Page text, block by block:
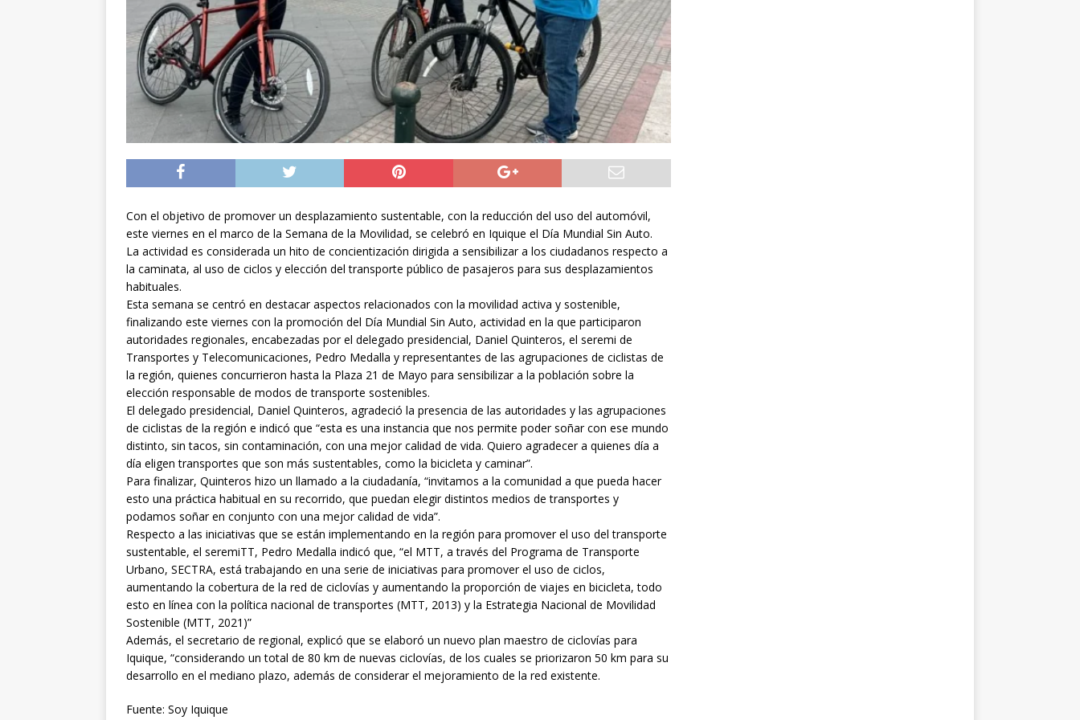
noviembre
INTERNACIONAL
[ 06/08/2026 ]
Alerta preventiva por influenza aviar tras nuevo hallazgo de ave
silvestre positiva en Iquique
IQUIQUE
[ 07/08/2026 ]
A 81 años del ataque en Hiroshima, Japón se abre a tener bombas
nucleares
INTERNACIONAL
Con el objetivo de promover un desplazamiento sustentable, con la reducción del uso del automóvil,
este viernes en el marco de la Semana de la Movilidad, se celebró en Iquique el Día Mundial Sin Auto.
La actividad es considerada un hito de concientización dirigida a sensibilizar a los ciudadanos respecto a
la caminata, al uso de ciclos y elección del transporte público de pasajeros para sus desplazamientos
habituales.
Esta semana se centró en destacar aspectos relacionados con la movilidad activa y sostenible,
finalizando este viernes con la promoción del Día Mundial Sin Auto, actividad en la que participaron
autoridades regionales, encabezadas por el delegado presidencial, Daniel Quinteros, el seremi de
Transportes y Telecomunicaciones, Pedro Medalla y representantes de las agrupaciones de ciclistas de
la región, quienes concurrieron hasta la Plaza 21 de Mayo para sensibilizar a la población sobre la
elección responsable de modos de transporte sostenibles.
El delegado presidencial, Daniel Quinteros, agradeció la presencia de las autoridades y las agrupaciones
de ciclistas de la región e indicó que “esta es una instancia que nos permite poder soñar con ese mundo
distinto, sin tacos, sin contaminación, con una mejor calidad de vida. Quiero agradecer a quienes día a
día eligen transportes que son más sustentables, como la bicicleta y caminar”.
Para finalizar, Quinteros hizo un llamado a la ciudadanía, “invitamos a la comunidad a que pueda hacer
esto una práctica habitual en su recorrido, que puedan elegir distintos medios de transportes y
podamos soñar en conjunto con una mejor calidad de vida”.
Respecto a las iniciativas que se están implementando en la región para promover el uso del transporte
sustentable, el seremiTT, Pedro Medalla indicó que, “el MTT, a través del Programa de Transporte
Urbano, SECTRA, está trabajando en una serie de iniciativas para promover el uso de ciclos,
aumentando la cobertura de la red de ciclovías y aumentando la proporción de viajes en bicicleta, todo
esto en línea con la política nacional de transportes (MTT, 2013) y la Estrategia Nacional de Movilidad
Sostenible (MTT, 2021)”
Además, el secretario de regional, explicó que se elaboró un nuevo plan maestro de ciclovías para
Iquique, “considerando un total de 80 km de nuevas ciclovías, de los cuales se priorizaron 50 km para su
desarrollo en el mediano plazo, además de considerar el mejoramiento de la red existente.
Fuente: Soy Iquique